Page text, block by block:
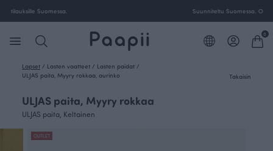
Ilmainen toimitus yli 100 € tilauksille Suomessa.
0
Lapset / Lasten vaatteet / Lasten paidat /
ULJAS paita, Myyry rokkaa, aurinko
Takaisin
ULJAS paita, Myyry rokkaa
ULJAS paita, Keltainen
OUTLET